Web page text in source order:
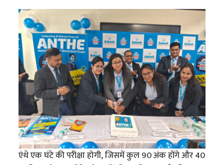
एंथे एक घंटे की परीक्षा होगी, जिसमें कुल 90 अंक होंगे और 40